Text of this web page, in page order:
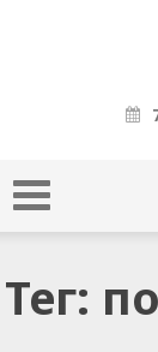
Тег: